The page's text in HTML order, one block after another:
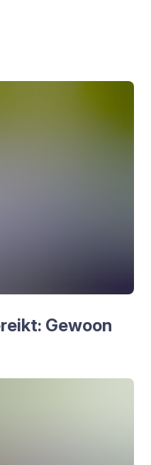
Gewoon